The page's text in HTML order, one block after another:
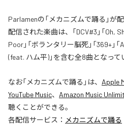
Parlamenの「メカニズムで踊る」
配信された楽曲は、「DCV#3」「Oh,
Poor」「ボランタリー脳死」「369+」
(feat. ハム平)」を含む全8曲となって
なお「メカニズムで踊る 」は、 Apple
YouTube Music、 Amazon Music
聴くことができる。
各配信サービス： メカニズムで踊る